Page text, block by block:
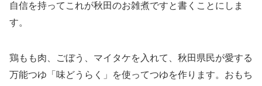
自信を持ってこれが秋田のお雑煮ですと書くことにしま
す。
鶏もも肉、ごぼう、マイタケを入れて、秋田県民が愛する
万能つゆ「味どうらく」を使ってつゆを作ります。おもち